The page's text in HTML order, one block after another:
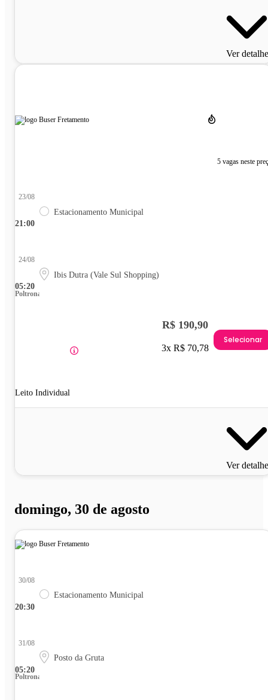
Ver
5 vagas neste
21:00
23/08
Estacionamento Municipal
05:20
24/08
Ibis Dutra (Vale Sul Shopping)
Poltrona
Leito Individual
R$ 190,90
3x R$ 70,78
Selecionar
Ver
domingo, 30 de agosto
20:30
30/08
Estacionamento Municipal
05:20
31/08
Posto da Gruta
Poltrona